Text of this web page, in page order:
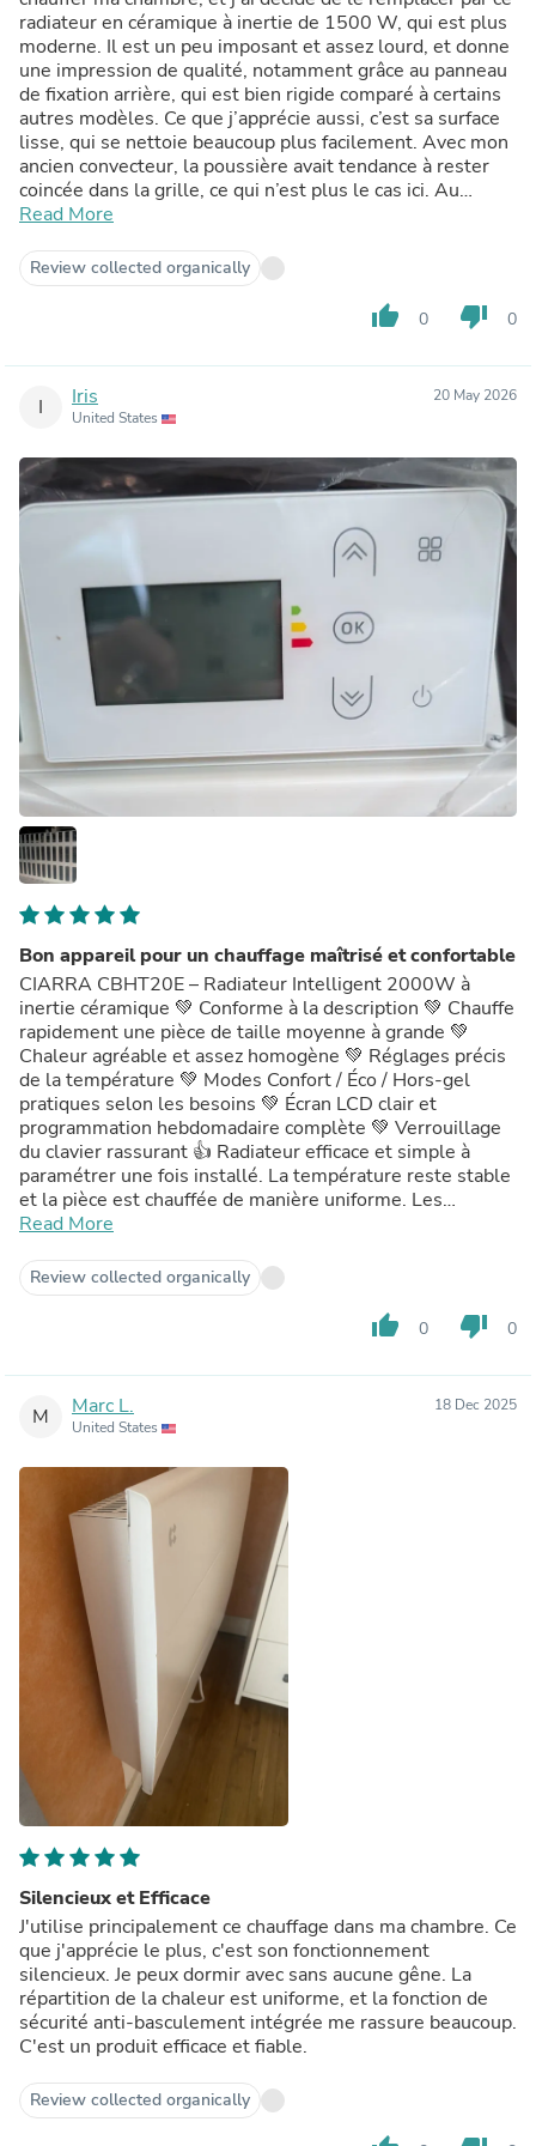
radiateur en céramique à inertie de 1500 W, qui est plus
moderne. Il est un peu imposant et assez lourd, et donne
une impression de qualité, notamment grâce au panneau
de fixation arrière, qui est bien rigide comparé à certains
autres modèles. Ce que j’apprécie aussi, c’est sa surface
lisse, qui se nettoie beaucoup plus facilement. Avec mon
ancien convecteur, la poussière avait tendance à rester
coincée dans la grille, ce qui n’est plus le cas ici. Au
niveau du chauffage, la chaleur semble plus homogène et
de commande permet de faire une programmation
complète. Il propose plusieurs modes : • Confort • Éco •
Antigel Il est également possible de mettre en place une
programmation hebdomadaire personnalisée. Celle-ci
tout refaire. Il y a aussi un indicateur de consommation
d’énergie, ainsi qu’une fonction de détection de fenêtre
ouverte : si le radiateur détecte une baisse brusque de
température, il passe automatiquement en mode hors
gel, puis se remet en route lorsque la situation redevient
normale. Ce radiateur est moderne, pratique et plus
confortable à l’usage qu’un convecteur classique pour un
prix raisonnable.
Read More
Review collected organically
thumb_up 0 thumb_down 0
I Iris
United States
20 May 2026
Bon appareil pour un chauffage maîtrisé et confortable
CIARRA CBHT20E – Radiateur Intelligent 2000W à
inertie céramique 💚 Conforme à la description 💚 Chauffe
rapidement une pièce de taille moyenne à grande 💚
Chaleur agréable et assez homogène 💚 Réglages précis
de la température 💚 Modes Confort / Éco / Hors-gel
pratiques selon les besoins 💚 Écran LCD clair et
programmation hebdomadaire complète 💚 Verrouillage
du clavier rassurant 👍 Radiateur efficace et simple à
paramétrer une fois installé. La température reste stable
et la pièce est chauffée de manière uniforme. Les
différents modes permettent d’adapter facilement la
lisible et la programmation offre une vraie souplesse
d’utilisation. Bon appareil pour un chauffage maîtrisé et
Read More
Review collected organically
thumb_up 0 thumb_down 0
M Marc L.
United States
18 Dec 2025
Silencieux et Efficace
J'utilise principalement ce chauffage dans ma chambre. Ce
que j'apprécie le plus, c'est son fonctionnement
silencieux. Je peux dormir avec sans aucune gêne. La
répartition de la chaleur est uniforme, et la fonction de
sécurité anti-basculement intégrée me rassure beaucoup.
C'est un produit efficace et fiable.
Review collected organically